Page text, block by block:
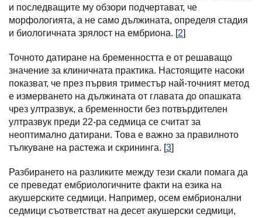
и последващите му обзори подчертават, че
морфологията, а не само дължината, определя стадия
и биологичната зрялост на ембриона. [2]
Точното датиране на бременността е от решаващо
значение за клиничната практика. Настоящите насоки
показват, че през първия триместър най-точният метод
е измерването на дължината от главата до опашката
чрез ултразвук, а бременности без потвърдителен
ултразвук преди 22-ра седмица се считат за
неоптимално датирани. Това е важно за правилното
тълкуване на растежа и скрининга. [3]
Разбирането на разликите между тези скали помага да
се преведат ембриологичните факти на езика на
акушерските седмици. Например, осем ембрионални
седмици съответстват на десет акушерски седмици,